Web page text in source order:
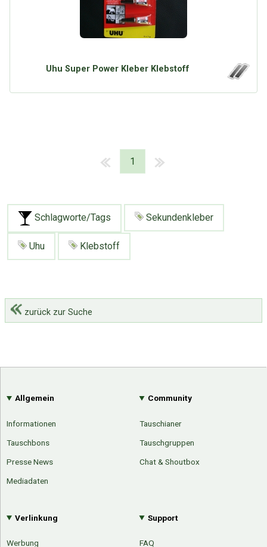
Uhu Super Power Kleber Klebstoff
1
Schlagworte/Tags Sekundenkleber
Uhu Klebstoff
zurück zur Suche
Allgemein
Informationen
Tauschbons
Presse News
Mediadaten
Community
Tauschianer
Tauschgruppen
Chat & Shoutbox
Verlinkung
Werbung
Support
FAQ